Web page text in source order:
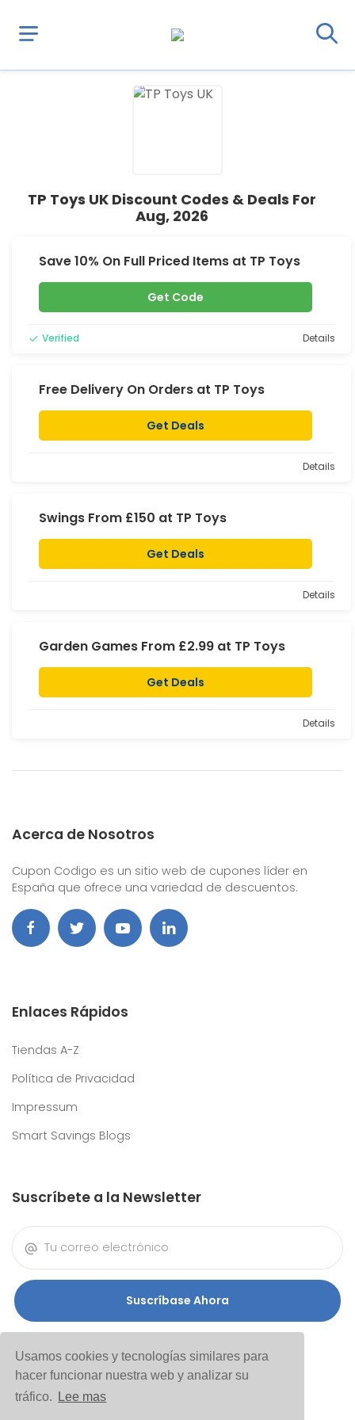
Usamos cookies y tecnologías similares para
hacer funcionar nuestra web y analizar su
tráfico.
Lee mas
TP Toys UK Discount Codes & Deals For
Aug, 2026
Save 10% On Full Priced Items at TP Toys
Get Code
Verified Details
Free Delivery On Orders at TP Toys
Get Deals
Details
Swings From £150 at TP Toys
Get Deals
Details
Garden Games From £2.99 at TP Toys
Get Deals
Details
Acerca de Nosotros
Cupon Codigo es un sitio web de cupones líder en
España que ofrece una variedad de descuentos.
Enlaces Rápidos
Tiendas A-Z
Política de Privacidad
Impressum
Smart Savings Blogs
Suscríbete a la Newsletter
Suscríbase Ahora